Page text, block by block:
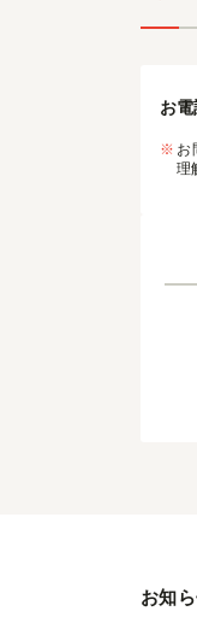
お
※ お
理
お知